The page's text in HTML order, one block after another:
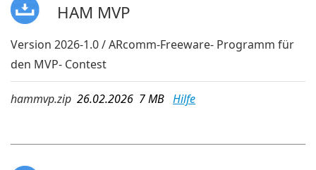
HAM MVP
Version 2026-1.0 / ARcomm-Freeware- Programm für
den MVP- Contest
hammvp.zip 26.02.2026 7 MB Hilfe